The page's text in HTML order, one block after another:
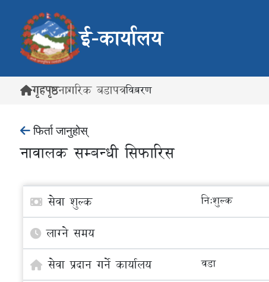
ई-कार्यालय
गृहपृष्ठनागरिक बडापत्रविवरण
फिर्ता जानुहोस्
नावालक सम्बन्धी सिफारिस
सेवा शुल्क नि:शुल्क
लाग्ने समय
सेवा प्रदान गर्ने कार्यालय
वडा